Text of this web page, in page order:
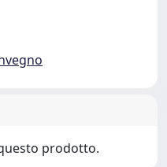
prodotto.